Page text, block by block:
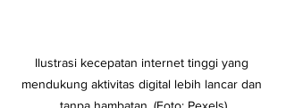
Ilustrasi kecepatan internet tinggi yang
mendukung aktivitas digital lebih lancar dan